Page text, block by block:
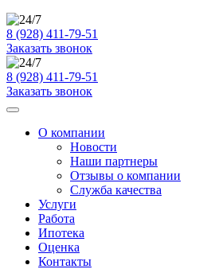
8 (928) 411-79-51
Заказать звонок
8 (928) 411-79-51
Заказать звонок
О компании
Новости
Наши партнеры
Отзывы о компании
Служба качества
Услуги
Работа
Ипотека
Оценка
Контакты